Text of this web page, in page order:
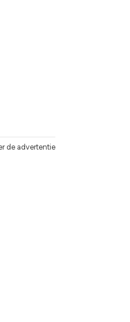
de advertentie